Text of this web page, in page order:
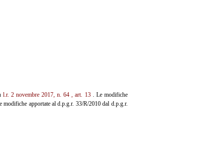
l.r. 2 novembre 2017, n. 64 , art. 13. Le modifiche
modifiche apportate al d.p.g.r. 33/R/2010 dal d.p.g.r.